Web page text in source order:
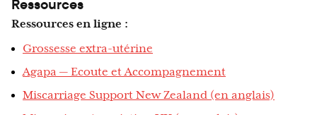
Ressources
Ressources en ligne :
Grossesse extra-utérine
Agapa — Ecoute et Accompagnement
Miscarriage Support New Zealand (en anglais)